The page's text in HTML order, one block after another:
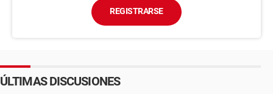
REGISTRARSE
ÚLTIMAS DISCUSIONES